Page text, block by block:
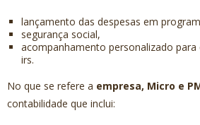
lançamento das despesas em
segurança social,
acompanhamento personalizado
irs.
No que se refere a empresa, Micro e
contabilidade que inclui: